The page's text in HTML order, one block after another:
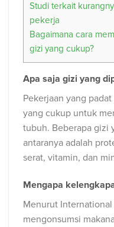
Studi terkait
pekerja
Bagaimana cara
gizi yang cukup?
Apa saja gizi yang
Pekerjaan yang
yang cukup untuk
tubuh. Beberapa gizi
antaranya adalah
serat, vitamin, dan
Mengapa
Menurut International
mengonsumsi